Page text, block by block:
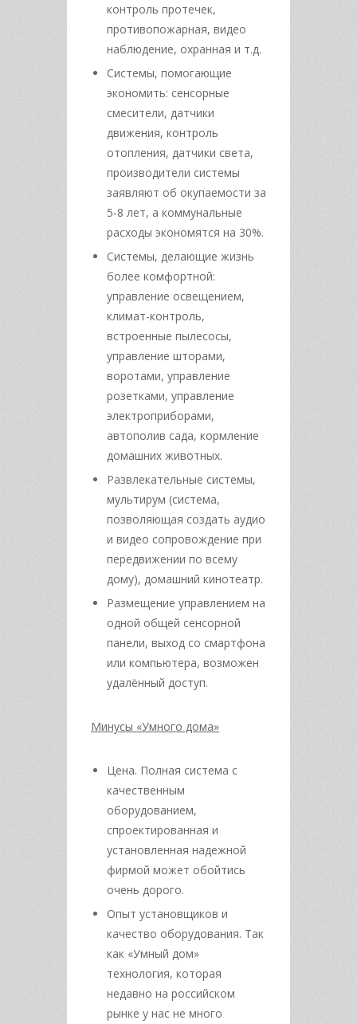
контроль протечек,
противопожарная, видео
наблюдение, охранная и т.д.
Системы, помогающие
экономить: сенсорные
смесители, датчики
движения, контроль
отопления, датчики света,
производители системы
заявляют об окупаемости за
5-8 лет, а коммунальные
расходы экономятся на 30%.
Системы, делающие жизнь
более комфортной:
управление освещением,
климат-контроль,
встроенные пылесосы,
управление шторами,
воротами, управление
розетками, управление
электроприборами,
автополив сада, кормление
домашних животных.
Развлекательные системы,
мультирум (система,
позволяющая создать аудио
и видео сопровождение при
передвижении по всему
дому), домашний кинотеатр.
Размещение управлением на
одной общей сенсорной
панели, выход со смартфона
или компьютера, возможен
удалённый доступ.
Минусы «Умного дома»
Цена. Полная система с
качественным
оборудованием,
спроектированная и
установленная надежной
фирмой может обойтись
очень дорого.
Опыт установщиков и
качество оборудования. Так
как «Умный дом»
технология, которая
недавно на российском
рынке у нас не много